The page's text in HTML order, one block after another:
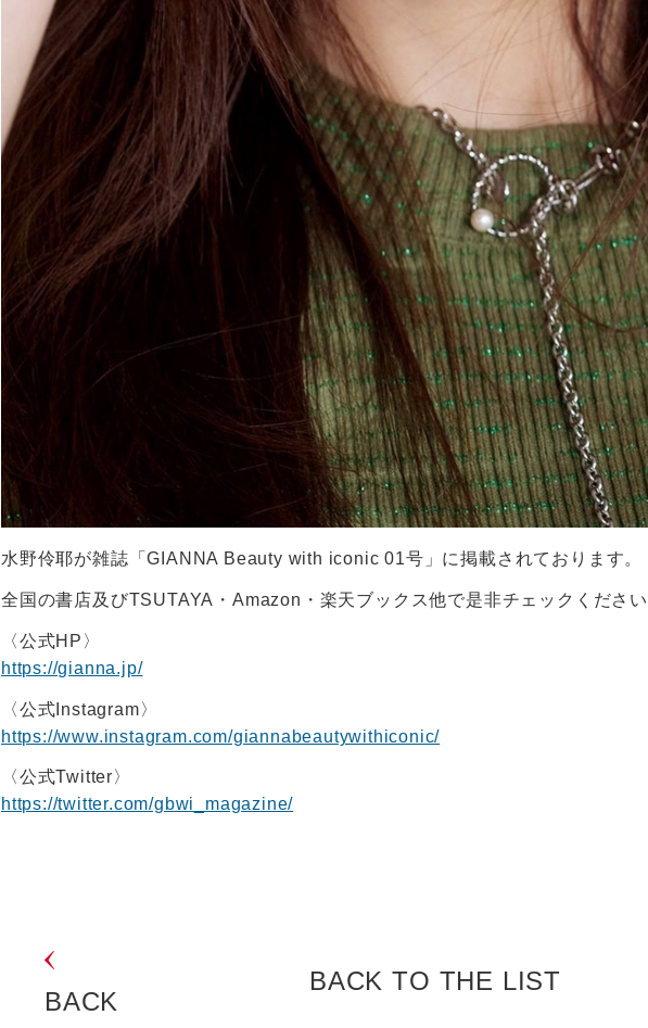
水野伶耶が雑誌「GIANNA Beauty with iconic 01号」に掲載されております。
全国の書店及びTSUTAYA・Amazon・楽天ブックス他で是非チェックくださ
〈公式HP〉
https://gianna.jp/
〈公式Instagram〉
https://www.instagram.com/giannabeautywithiconic/
〈公式Twitter〉
https://twitter.com/gbwi_magazine/
BACK
BACK TO THE LIST